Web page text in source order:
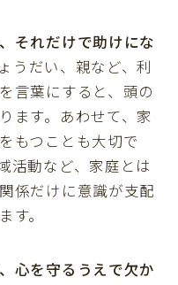
それだけで助けにな
うだい、親など、利
言葉にすると、頭の
ます。あわせて、家
もつことも大切で
活動など、家庭とは
係だけに意識が支配
す。
心を守るうえで欠か